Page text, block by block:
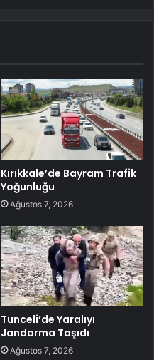
Kırıkkale’de Bayram Trafik
Yoğunluğu
Ağustos 7, 2026
Tunceli’de Yaralıyı
Jandarma Taşıdı
Ağustos 7, 2026